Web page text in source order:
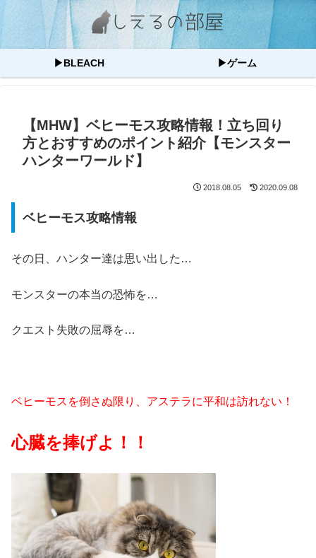
▶BLEACH ▶ゲーム
【MHW】ベヒーモス攻略情報！立ち回り
方とおすすめのポイント紹介【モンスター
ハンターワールド】
2018.08.05 2020.09.08
ベヒーモス攻略情報
その日、ハンター達は思い出した…
モンスターの本当の恐怖を…
クエスト失敗の屈辱を…
ベヒーモスを倒さぬ限り、アステラに平和は訪れない！
心臓を捧げよ！！